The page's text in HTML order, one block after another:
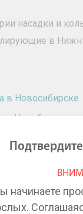
насадки и
в
в Новосибирске
в Челябинске
в Ростове-на-
в Краснодаре
в Тольятти
начинаете